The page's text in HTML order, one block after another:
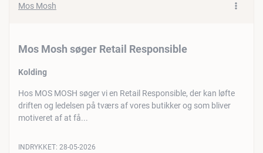
Mos Mosh
Mos Mosh søger Retail Responsible
Kolding
Hos MOS MOSH søger vi en Retail Responsible, der kan løfte
driften og ledelsen på tværs af vores butikker og som bliver
motiveret af at få...
INDRYKKET: 28-05-2026